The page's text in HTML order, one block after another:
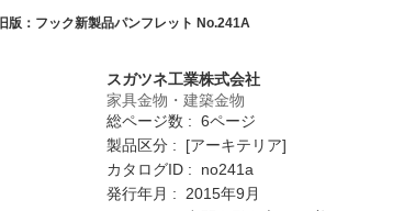
旧版：フック新製品パンフレット No.241A
スガツネ工業株式会社
家具金物・建築金物
総ページ数 : 6ページ
製品区分 : [アーキテリア]
カタログID : no241a
発行年月 : 2015年9月